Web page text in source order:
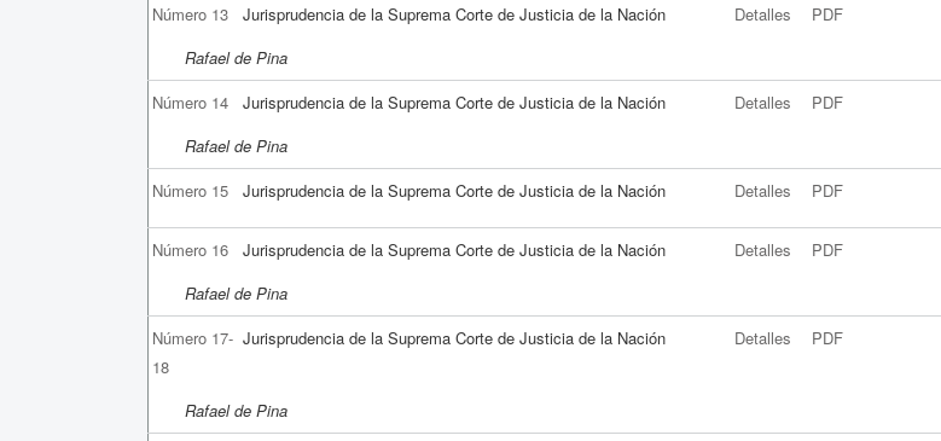
Número 13
Jurisprudencia de la Suprema Corte de Justicia de la Nación Detalles
PDF
Rafael de Pina
Número 14
Jurisprudencia de la Suprema Corte de Justicia de la Nación Detalles
PDF
Rafael de Pina
Número 15
Jurisprudencia de la Suprema Corte de Justicia de la Nación Detalles PDF
Número 16 Jurisprudencia de la Suprema Corte de Justicia de la Nación Detalles
PDF
Rafael de Pina
Número 17-
18
Jurisprudencia de la Suprema Corte de Justicia de la Nación Detalles PDF
Rafael de Pina